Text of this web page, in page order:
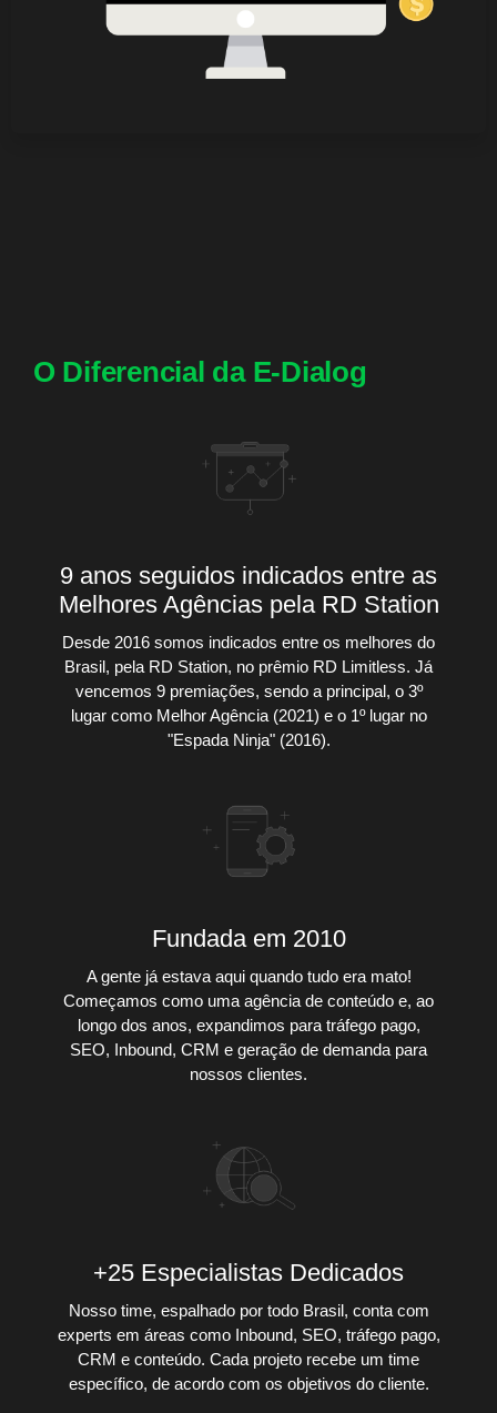
O Diferencial da E-Dialog
9 anos seguidos indicados entre as
Melhores Agências pela RD Station
Desde 2016 somos indicados entre os melhores do
Brasil, pela RD Station, no prêmio RD Limitless. Já
vencemos 9 premiações, sendo a principal, o 3º
lugar como Melhor Agência (2021) e o 1º lugar no
"Espada Ninja" (2016).
Fundada em 2010
A gente já estava aqui quando tudo era mato!
Começamos como uma agência de conteúdo e, ao
longo dos anos, expandimos para tráfego pago,
SEO, Inbound, CRM e geração de demanda para
nossos clientes.
+25 Especialistas Dedicados
Nosso time, espalhado por todo Brasil, conta com
experts em áreas como Inbound, SEO, tráfego pago,
CRM e conteúdo. Cada projeto recebe um time
específico, de acordo com os objetivos do cliente.